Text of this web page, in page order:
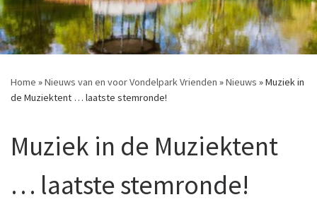
Home »Nieuws van en voor Vondelpark Vrienden »Nieuws »Muziek in
de Muziektent … laatste stemronde!
Muziek in de Muziektent
… laatste stemronde!